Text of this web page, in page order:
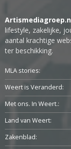
lifestyle, zakelijke,
aantal krachtige
ter beschikking.
MLA stories:
Weert is Veranderd:
Met ons. In Weert.:
Land van Weert:
Zakenblad: